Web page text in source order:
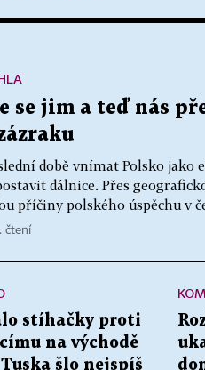
se jim a teď nás
době vnímat Polsko jako
dálnice. Přes
příčiny polského úspěchu v
čtení
stíhačky proti
na východě
Tuska šlo nejspíš